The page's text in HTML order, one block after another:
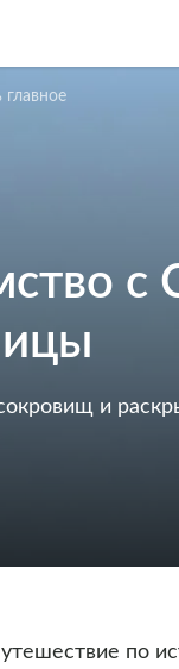
главное
с
и
по